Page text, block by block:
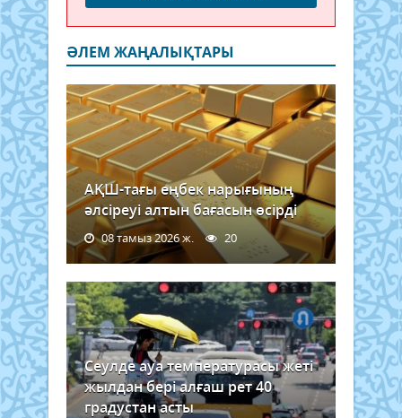
ӘЛЕМ ЖАҢАЛЫҚТАРЫ
АҚШ-тағы еңбек нарығының
әлсіреуі алтын бағасын өсірді
08 тамыз 2026 ж. 20
Сеулде ауа температурасы жеті
жылдан бері алғаш рет 40
градустан асты